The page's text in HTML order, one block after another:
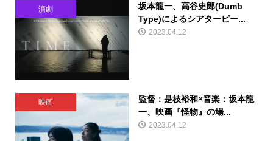
演劇
坂本龍一、高谷史郎(Dumb
Type)によるシアターピー...
2023.04.12
映画
監督：是枝裕和×音楽：坂本龍
一、映画『怪物』の場...
2023.04.12